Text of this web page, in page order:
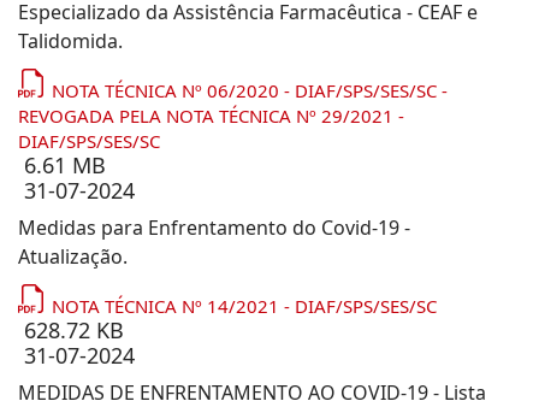
Especializado da Assistência Farmacêutica - CEAF e
Talidomida.
NOTA TÉCNICA Nº 06/2020 - DIAF/SPS/SES/SC -
REVOGADA PELA NOTA TÉCNICA Nº 29/2021 -
DIAF/SPS/SES/SC
6.61 MB
31-07-2024
Medidas para Enfrentamento do Covid-19 -
Atualização.
NOTA TÉCNICA Nº 14/2021 - DIAF/SPS/SES/SC
628.72 KB
31-07-2024
MEDIDAS DE ENFRENTAMENTO AO COVID-19 - Lista